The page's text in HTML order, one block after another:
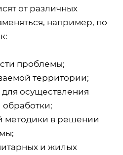
от различных
например, по
проблемы;
территории;
осуществления
методики в решении
и жилых